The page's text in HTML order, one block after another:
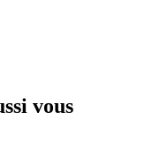
vous